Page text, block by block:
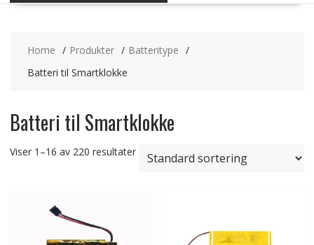
Home Produkter
Batteritype
Batteri til Smartklokke
Batteri til Smartklokke
Viser 1–16 av 220 resultater